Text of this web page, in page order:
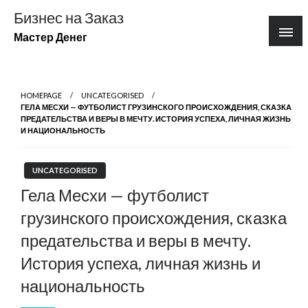
содержимому
Бизнес на Заказ
Мастер Денег
HOMEPAGE
UNCATEGORISED
ГЕЛА МЕСХИ — ФУТБОЛИСТ ГРУЗИНСКОГО ПРОИСХОЖДЕНИЯ, СКАЗКА
ПРЕДАТЕЛЬСТВА И ВЕРЫ В МЕЧТУ. ИСТОРИЯ УСПЕХА, ЛИЧНАЯ ЖИЗНЬ
И НАЦИОНАЛЬНОСТЬ
UNCATEGORISED
Гела Месхи — футболист
грузинского происхождения, сказка
предательства и веры в мечту.
История успеха, личная жизнь и
национальность